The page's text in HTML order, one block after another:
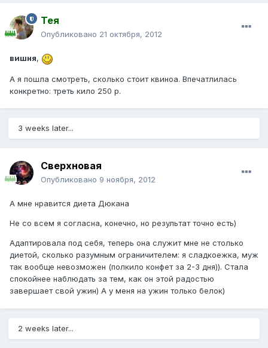
Тея
Опубликовано 21 октября, 2012
вишня,
А я пошла смотреть, сколько стоит квиноа. Впечатлилась
конкретно: треть кило 250 р.
3 weeks later...
Сверхновая
Опубликовано 9 ноября, 2012
А мне нравится диета Дюкана
Не со всем я согласна, конечно, но результат точно есть)
Адаптировала под себя, теперь она служит мне не столько
диетой, сколько разумным ограничителем: я сладкоежка, муж
так вообще невозможен (полкило конфет за 2-3 дня)). Стала
спокойнее наблюдать за тем, как он этой радостью
завершает свой ужин) А у меня на ужин только белок)
2 weeks later...